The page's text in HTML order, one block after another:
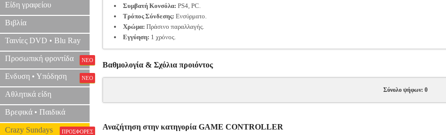
Είδη γραφείου
Βιβλία
Ταινίες DVD • Blu Ray
Προσωπική φροντίδα ΝΕΟ
Ενδυση • Υπόδηση ΝΕΟ
Αθλητικά είδη
Βρεφικά • Παιδικά
Crazy Sundays ΠΡΟΣΦΟΡΕΣ
Συμβατή Κονσόλα: PS4, PC.
Τρόπος Σύνδεσης: Ενσύρματο.
Χρώμα: Πράσινο παραλλαγής.
Eγγύηση: 1 χρόνoς.
Βαθμολογία & Σχόλια προιόντος
Σύνολο ψήφων: 0
Αναζήτηση στην κατηγορία GAME CONTROLLER